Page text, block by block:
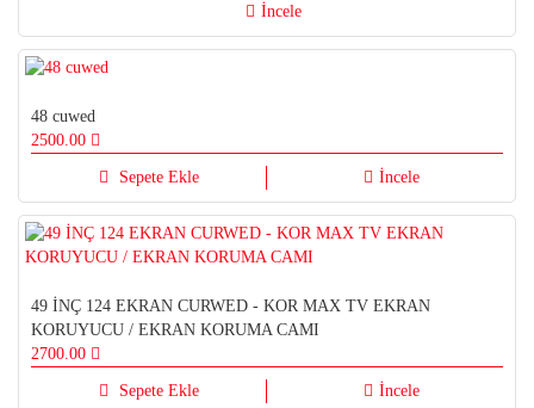
İncele
48 cuwed
2500.00
Sepete Ekle İncele
49 İNÇ 124 EKRAN CURWED - KOR MAX TV EKRAN
KORUYUCU / EKRAN KORUMA CAMI
2700.00
Sepete Ekle İncele